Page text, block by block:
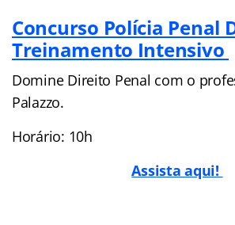
Concurso Polícia Penal
Treinamento Intensivo
Domine Direito Penal com o
Palazzo.
Horário: 10h
Assista aqui!